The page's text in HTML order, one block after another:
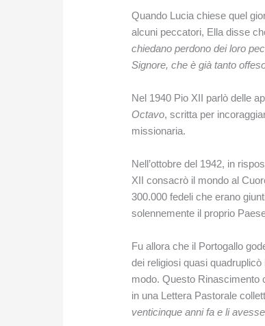
Quando Lucia chiese quel
alcuni peccatori, Ella disse
chiedano perdono dei loro
Signore, che è già tanto
Nel 1940 Pio XII parlò delle
Octavo, scritta per
missionaria.
Nell’ottobre del 1942, in
XII consacrò il mondo al
300.000 fedeli che erano
solennemente il proprio
Fu allora che il Portogallo
dei religiosi quasi
modo. Questo Rinascimento
in una Lettera Pastorale
venticinque anni fa e li